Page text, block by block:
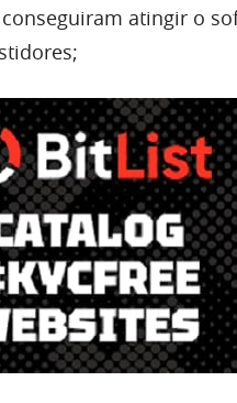
atingir o